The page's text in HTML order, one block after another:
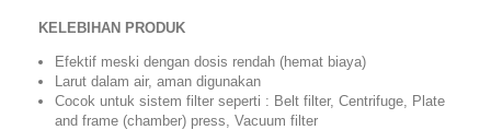
KELEBIHAN PRODUK
Efektif meski dengan dosis rendah (hemat biaya)
Larut dalam air, aman digunakan
Cocok untuk sistem filter seperti : Belt filter, Centrifuge, Plate
and frame (chamber) press, Vacuum filter